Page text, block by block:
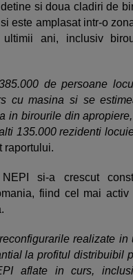
si doua cladiri de
este amplasat intr-o
ultimii ani, inclusiv
de persoane
cu masina si se
in birourile din
135.000 rezidenti
raportului.
si-a crescut
fiind cel mai activ
realizate in
la profitul distribuibil
aflate in curs,